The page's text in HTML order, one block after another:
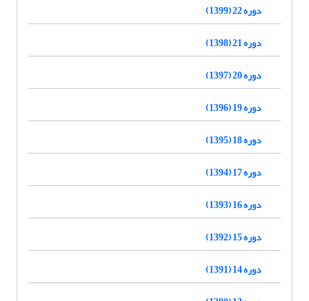
دوره 22 (1399)
دوره 21 (1398)
دوره 20 (1397)
دوره 19 (1396)
دوره 18 (1395)
دوره 17 (1394)
دوره 16 (1393)
دوره 15 (1392)
دوره 14 (1391)